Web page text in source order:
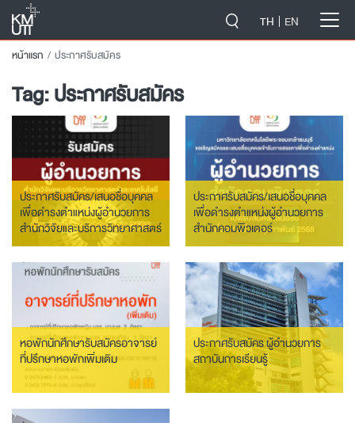
TH EN
หน้าแรก ประกาศรับสมัคร
Tag:ประกาศรับสมัคร
ประกาศรับสมัคร/เสนอชื่อบุคคล
เพื่อดำรงตำแหน่งผู้อำนวยการ
สำนักวิจัยและบริการวิทยาศาสตร์
และเทคโนโลยี
ประกาศรับสมัคร/เสนอชื่อบุคคล
เพื่อดำรงตำแหน่งผู้อำนวยการ
สำนักคอมพิวเตอร์
หอพักนักศึกษารับสมัครอาจารย์
ที่ปรึกษาหอพักเพิ่มเติม
ประกาศรับสมัคร ผู้อำนวยการ
สถาบันการเรียนรู้